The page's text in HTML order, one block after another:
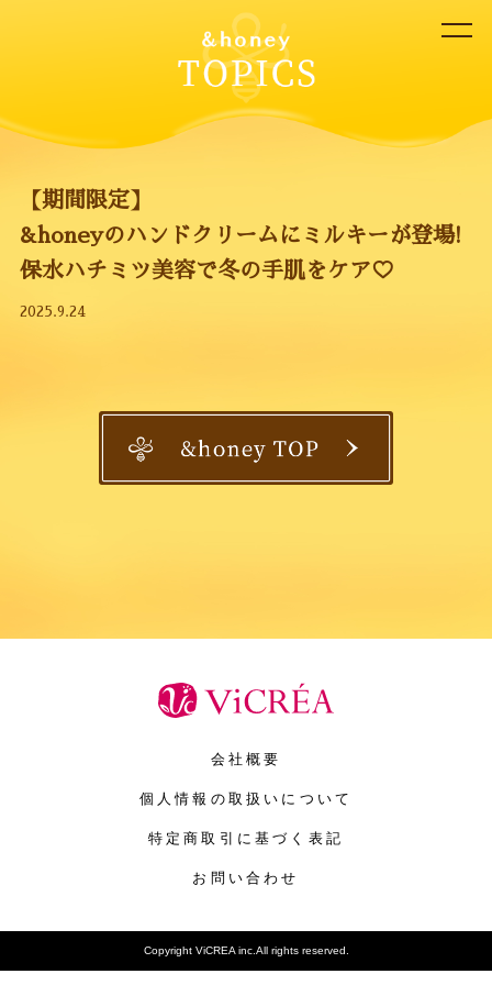
【期間限定】
&honeyのハンドクリームにミルキーが登場!
保水ハチミツ美容で冬の手肌をケア♡
2025.9.24
会社概要
個人情報の取扱いについて
特定商取引に基づく表記
お問い合わせ
Copyright ViCREA inc.All rights reserved.